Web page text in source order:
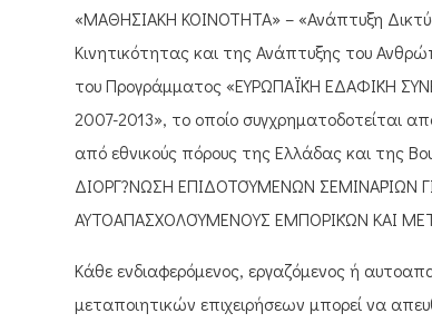
«ΜΑΘΗΣΙΑΚΗ ΚΟΙΝΟΤΗΤΑ» – «Ανάπτυξη
Κινητικότητας και της Ανάπτυξης του
του Προγράμματος «ΕΥΡΩΠΑΪΚΉ ΕΔΑΦΙΚΉ
2007-2013», το οποίο συγχρηματοδοτείται
από εθνικούς πόρους της Ελλάδας και της
ΔΙΟΡΓ?ΝΩΣΗ ΕΠΙΔΟΤΟΎΜΕΝΩΝ ΣΕΜΙΝΑΡΊΩΝ
ΑΥΤΟΑΠΑΣΧΟΛΟΎΜΕΝΟΥΣ ΕΜΠΟΡΙΚΏΝ ΚΑΙ
Κάθε ενδιαφερόμενος, εργαζόμενος ή
μεταποιητικών επιχειρήσεων μπορεί να